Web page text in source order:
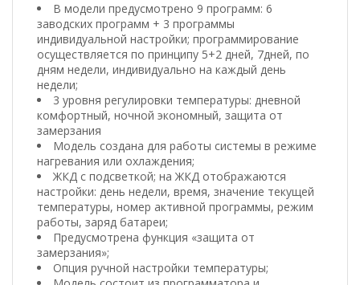
В модели предусмотрено 9 программ: 6
заводских программ + 3 программы
индивидуальной настройки; программирование
осуществляется по принципу 5+2 дней, 7дней, по
дням недели, индивидуально на каждый день
недели;
3 уровня регулировки температуры: дневной
комфортный, ночной экономный, защита от
замерзания
Модель создана для работы системы в режиме
нагревания или охлаждения;
ЖКД с подсветкой; на ЖКД отображаются
настройки: день недели, время, значение текущей
температуры, номер активной программы, режим
работы, заряд батареи;
Предусмотрена функция «защита от
замерзания»;
Опция ручной настройки температуры;